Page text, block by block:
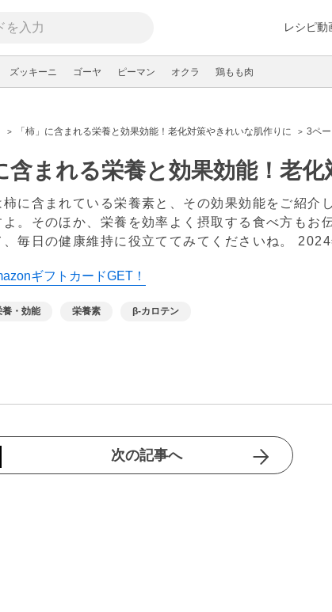
レシピ動
ズッキーニ ゴーヤ ピーマン オクラ 鶏もも肉
「柿」に含まれる栄養と効果効能！老化対策やきれいな肌作りに 3ペー
含まれる栄養と効果効能！老
柿に含まれている栄養素と、その効果効能をご紹介
。そのほか、栄養を効率よく摂取する食べ方もお
毎日の健康維持に役立ててみてくださいね。
ギフトカードGET！
養・効能 栄養素 β-カロテン
次の記事へ